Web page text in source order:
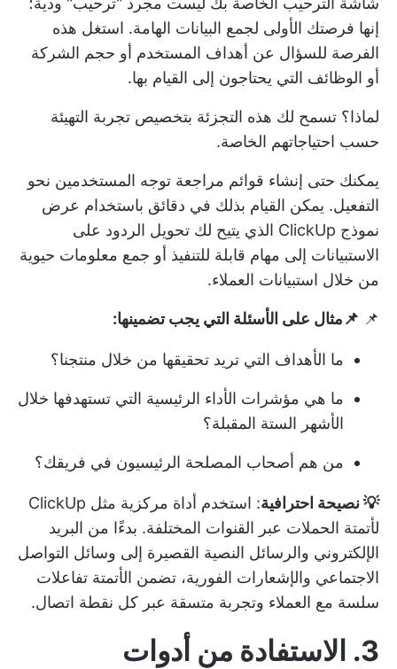
إنها فرصتك الأولى لجمع البيانات الهامة. استغل هذه
الفرصة للسؤال عن أهداف المستخدم أو حجم الشركة
أو الوظائف التي يحتاجون إلى القيام بها.
لماذا؟ تسمح لك هذه التجزئة بتخصيص تجربة التهيئة
حسب احتياجاتهم الخاصة.
يمكنك حتى إنشاء قوائم مراجعة توجه المستخدمين نحو
التفعيل. يمكن القيام بذلك في دقائق باستخدام عرض
نموذج ClickUp
الذي يتيح لك تحويل الردود على
الاستبيانات إلى مهام قابلة للتنفيذ أو جمع معلومات حيوية
من خلال استبيانات العملاء.
📌 📌مثال على الأسئلة التي يجب تضمينها:
ما الأهداف التي تريد تحقيقها من خلال منتجنا؟
ما هي مؤشرات الأداء الرئيسية التي تستهدفها خلال
الأشهر الستة المقبلة؟
من هم أصحاب المصلحة الرئيسيون في فريقك؟
💡 نصيحة احترافية
: استخدم أداة مركزية مثل ClickUp
لأتمتة الحملات عبر القنوات المختلفة. بدءًا من البريد
الإلكتروني والرسائل النصية القصيرة إلى وسائل التواصل
الاجتماعي والإشعارات الفورية، تضمن الأتمتة تفاعلات
سلسة مع العملاء وتجربة متسقة عبر كل نقطة اتصال.
3. الاستفادة من أدوات